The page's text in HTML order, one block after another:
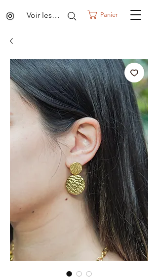
Panier
Voir les points